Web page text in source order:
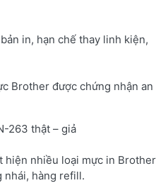
in, hạn chế thay linh kiện,
Brother được chứng nhận an
263 thật – giả
hiện nhiều loại mực in Brother
nhái, hàng refill.